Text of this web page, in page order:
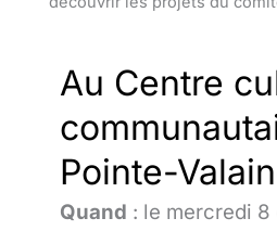
Au Centre
Pointe-
Quand : le mercredi